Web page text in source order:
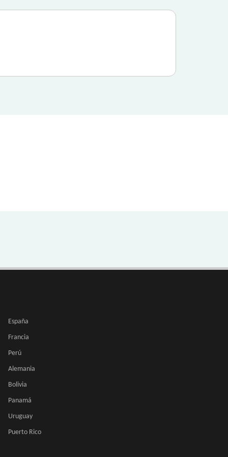
España
Francia
Perú
Alemania
Bolivia
Panamá
Uruguay
Puerto Rico